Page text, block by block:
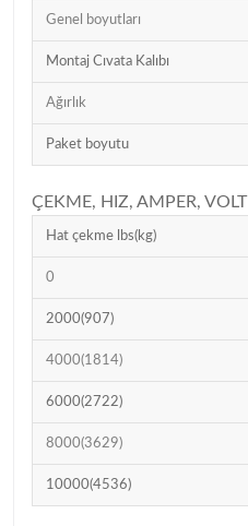
Genel boyutları
Montaj Cıvata Kalıbı
Ağırlık
Paket boyutu
ÇEKME, HIZ, AMPER, VOLT
Hat çekme lbs(kg)
0
2000(907)
4000(1814)
6000(2722)
8000(3629)
10000(4536)